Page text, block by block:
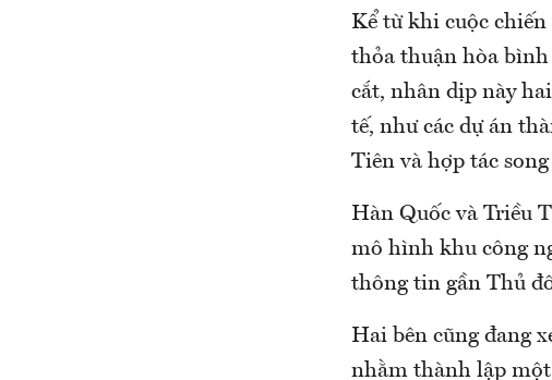
Kể từ khi cuộc chiến
thỏa thuận hòa
cắt, nhân dịp này
tế, như các dự án
Tiên và hợp tác
Hàn Quốc và Triều
mô hình khu công
thông tin gần Thủ
Hai bên cũng đang
nhằm thành lập